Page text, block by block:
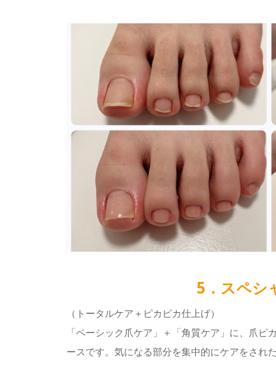
5．スペシ
（トータルケア＋ピカピカ仕上げ）
「ベーシック爪ケア」＋「角質ケア」に、爪ピ
ースです。気になる部分を集中的にケアをされ